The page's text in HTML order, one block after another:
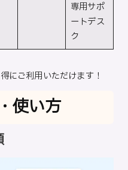
専用サポ
ートデス
ク
にご利用いただけます！
使い方